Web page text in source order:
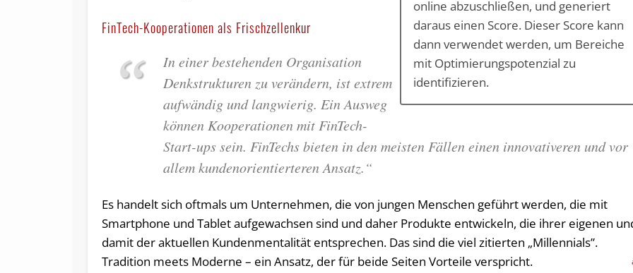
online abzuschließen, und generiert
daraus einen Score. Dieser Score kann
dann verwendet werden, um Bereiche
mit Optimierungspotenzial zu
identifizieren.
FinTech-Kooperationen als Frischzellenkur
In einer bestehenden Organisation
Denkstrukturen zu verändern, ist extrem
aufwändig und langwierig. Ein Ausweg
können Kooperationen mit FinTech-
Start-ups sein. FinTechs bieten in den meisten Fällen einen innovativeren und vor
allem kundenorientierteren Ansatz.“
Es handelt sich oftmals um Unternehmen, die von jungen Menschen geführt werden, die mit
Smartphone und Tablet aufgewachsen sind und daher Produkte entwickeln, die ihrer eigenen
damit der aktuellen Kundenmentalität entsprechen. Das sind die viel zitierten „Millennials”.
Tradition meets Moderne – ein Ansatz, der für beide Seiten Vorteile verspricht.